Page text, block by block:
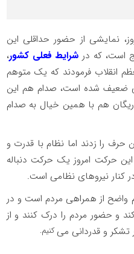
نمایشی از حضور حداقلی این
شرایط فعلی کشور،
انقلاب فرمودند که یک متوهم
ضعیف شده است، صدام هم این
ریگان هم با همین خیال به صدام
را زدند اما نظام با قدرت و
حرکت امروز یک حرکت دنباله
کنار نیروهای نظامی است.
واضح از همراهی مردم است و در
و حضور مردم را درک کنند و از
تشکر و قدردانی میکنیم.